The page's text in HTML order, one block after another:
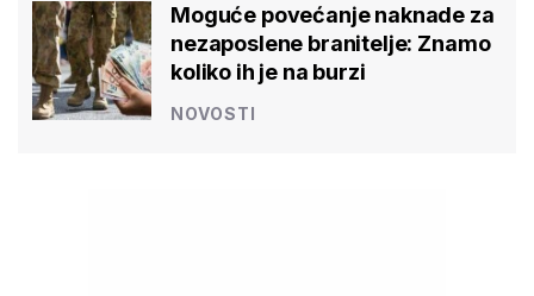
Moguće povećanje naknade za
nezaposlene branitelje: Znamo
koliko ih je na burzi
NOVOSTI